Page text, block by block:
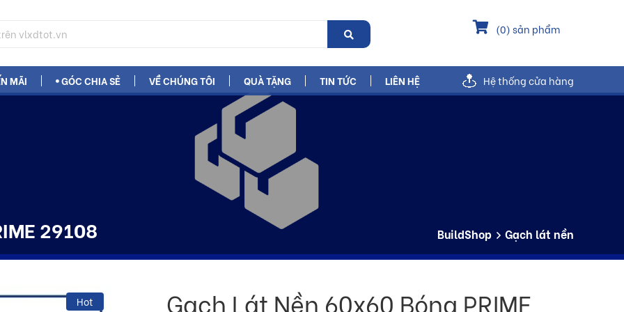
(0) sản phẩm
MÃI GÓC CHIA SẺ VỀ CHÚNG TÔI QUÀ TẶNG TIN TỨC LIÊN HỆ Hệ thống cửa hàng
29108 BuildShop Gạch lát nền
Hot
Gạch Lát Nền 60x60 Bóng PRIME